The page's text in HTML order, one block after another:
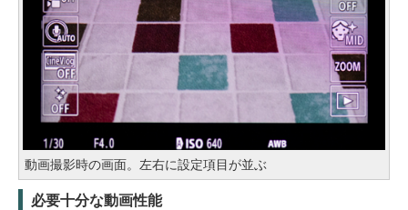
動画撮影時の画面。左右に設定項目が並ぶ
必要十分な動画性能